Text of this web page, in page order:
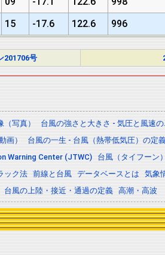
15 -17.6 122.6 996
201706号
写真）
台風の強さと大きさ - 気圧と風速
画）
台風の一生 - 台風（熱帯低気圧）の定
Warning Center (JTWC)
台風（タイフーン
ック法 前線と台風 データベースとは
気象
台風の上陸・接近・通過の定義 高潮・高波